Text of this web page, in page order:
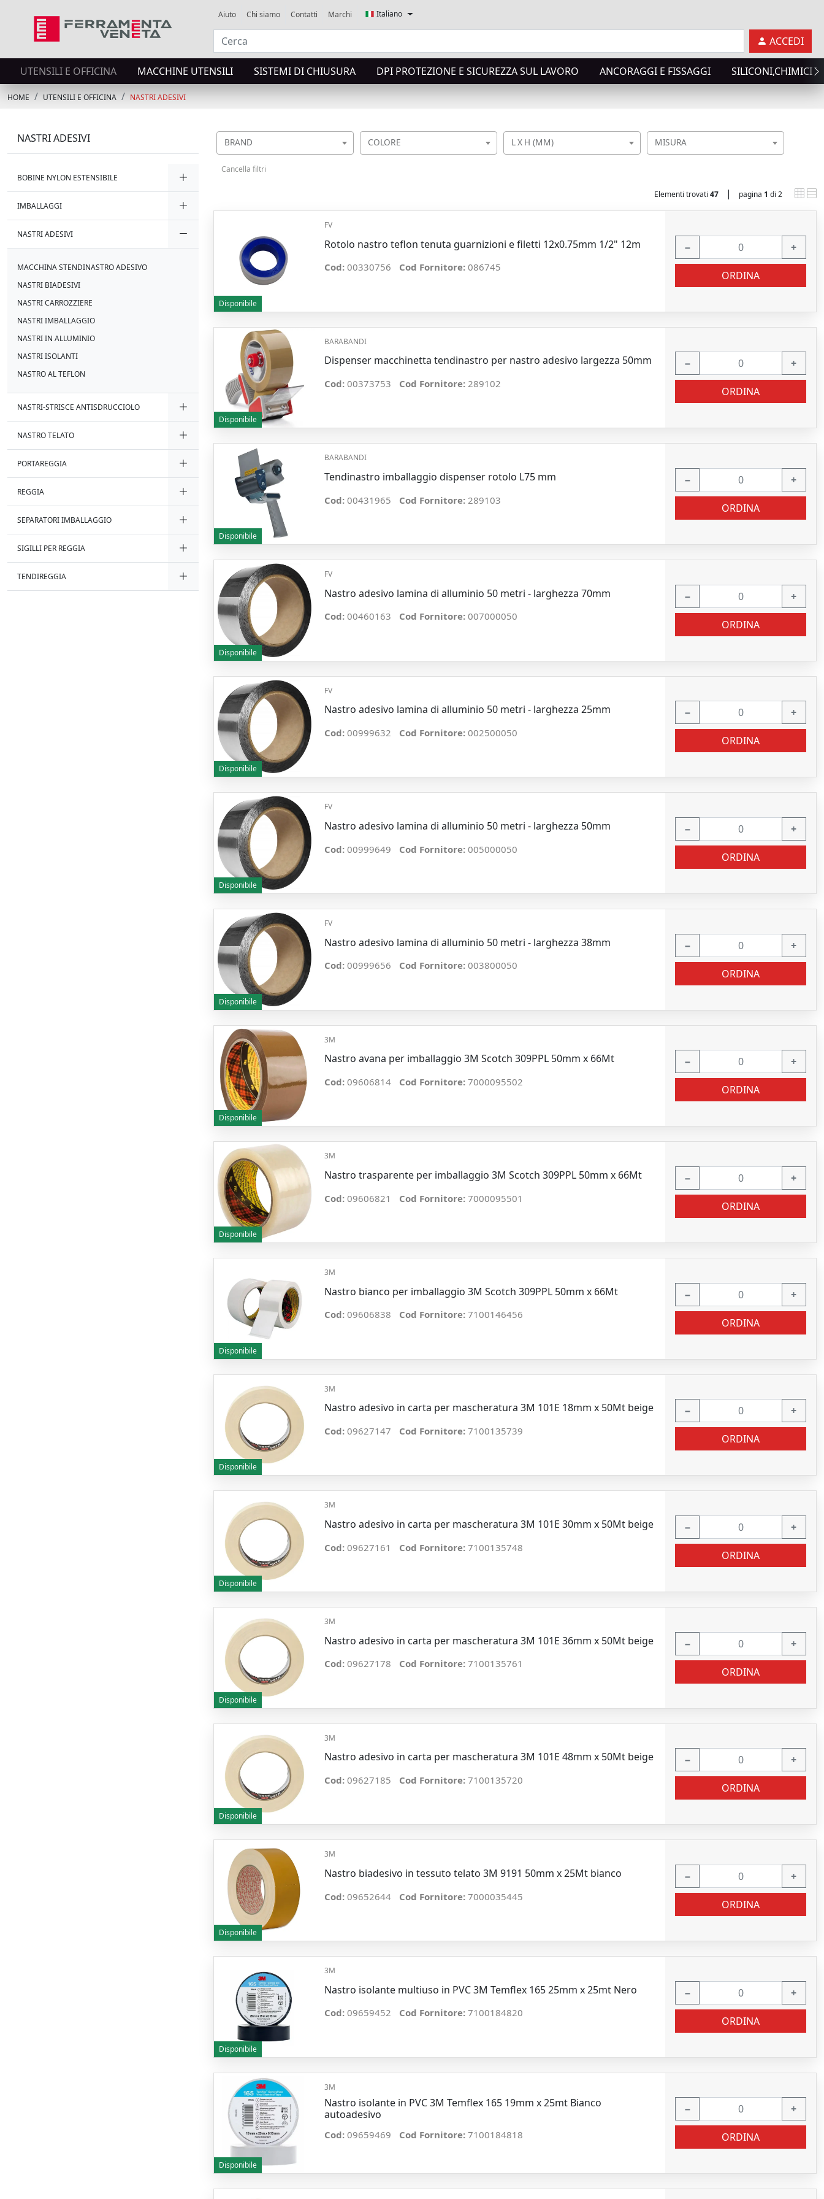
Aiuto Chi siamo Contatti Marchi Italiano
ACCEDI
UTENSILI E OFFICINA MACCHINE UTENSILI SISTEMI DI CHIUSURA DPI PROTEZIONE E SICUREZZA SUL LAVORO ANCORAGGI E FISSAGGI SILICONI,CHIMICI
HOME UTENSILI E OFFICINA NASTRI ADESIVI
NASTRI ADESIVI
BOBINE NYLON ESTENSIBILE
IMBALLAGGI
NASTRI ADESIVI
MACCHINA STENDINASTRO ADESIVO
NASTRI BIADESIVI
NASTRI CARROZZIERE
NASTRI IMBALLAGGIO
NASTRI IN ALLUMINIO
NASTRI ISOLANTI
NASTRO AL TEFLON
NASTRI-STRISCE ANTISDRUCCIOLO
NASTRO TELATO
PORTAREGGIA
REGGIA
SEPARATORI IMBALLAGGIO
SIGILLI PER REGGIA
TENDIREGGIA
BRAND COLORE L X H (MM) MISURA
Cancella filtri
Elementi trovati 47 | pagina 1 di 2
Disponibile
FV
Rotolo nastro teflon tenuta guarnizioni e filetti 12x0.75mm 1/2" 12m
Cod: 00330756 Cod Fornitore: 086745
− +
ORDINA
Disponibile
BARABANDI
Dispenser macchinetta tendinastro per nastro adesivo largezza 50mm
Cod: 00373753 Cod Fornitore: 289102
− +
ORDINA
Disponibile
BARABANDI
Tendinastro imballaggio dispenser rotolo L75 mm
Cod: 00431965 Cod Fornitore: 289103
− +
ORDINA
Disponibile
FV
Nastro adesivo lamina di alluminio 50 metri - larghezza 70mm
Cod: 00460163 Cod Fornitore: 007000050
− +
ORDINA
Disponibile
FV
Nastro adesivo lamina di alluminio 50 metri - larghezza 25mm
Cod: 00999632 Cod Fornitore: 002500050
− +
ORDINA
Disponibile
FV
Nastro adesivo lamina di alluminio 50 metri - larghezza 50mm
Cod: 00999649 Cod Fornitore: 005000050
− +
ORDINA
Disponibile
FV
Nastro adesivo lamina di alluminio 50 metri - larghezza 38mm
Cod: 00999656 Cod Fornitore: 003800050
− +
ORDINA
Disponibile
3M
Nastro avana per imballaggio 3M Scotch 309PPL 50mm x 66Mt
Cod: 09606814 Cod Fornitore: 7000095502
− +
ORDINA
Disponibile
3M
Nastro trasparente per imballaggio 3M Scotch 309PPL 50mm x 66Mt
Cod: 09606821 Cod Fornitore: 7000095501
− +
ORDINA
Disponibile
3M
Nastro bianco per imballaggio 3M Scotch 309PPL 50mm x 66Mt
Cod: 09606838 Cod Fornitore: 7100146456
− +
ORDINA
Disponibile
3M
Nastro adesivo in carta per mascheratura 3M 101E 18mm x 50Mt beige
Cod: 09627147 Cod Fornitore: 7100135739
− +
ORDINA
Disponibile
3M
Nastro adesivo in carta per mascheratura 3M 101E 30mm x 50Mt beige
Cod: 09627161 Cod Fornitore: 7100135748
− +
ORDINA
Disponibile
3M
Nastro adesivo in carta per mascheratura 3M 101E 36mm x 50Mt beige
Cod: 09627178 Cod Fornitore: 7100135761
− +
ORDINA
Disponibile
3M
Nastro adesivo in carta per mascheratura 3M 101E 48mm x 50Mt beige
Cod: 09627185 Cod Fornitore: 7100135720
− +
ORDINA
Disponibile
3M
Nastro biadesivo in tessuto telato 3M 9191 50mm x 25Mt bianco
Cod: 09652644 Cod Fornitore: 7000035445
− +
ORDINA
Disponibile
3M
Nastro isolante multiuso in PVC 3M Temflex 165 25mm x 25mt Nero
Cod: 09659452 Cod Fornitore: 7100184820
− +
ORDINA
Disponibile
3M
Nastro isolante in PVC 3M Temflex 165 19mm x 25mt Bianco
autoadesivo
Cod: 09659469 Cod Fornitore: 7100184818
− +
ORDINA